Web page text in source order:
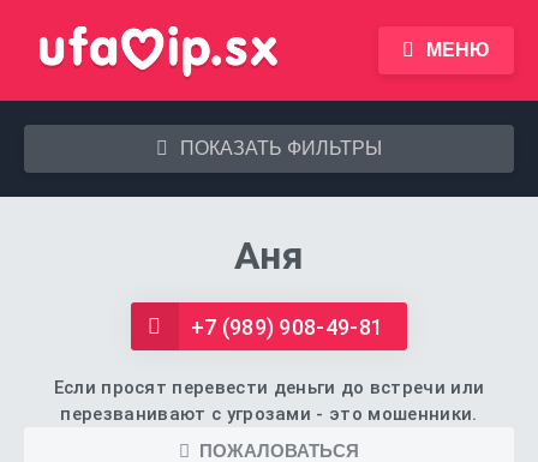
МЕНЮ
ПОКАЗАТЬ ФИЛЬТРЫ
Аня
+7 (989) 908-49-81
Если просят перевести деньги до встречи или
перезванивают с угрозами - это мошенники.
ПОЖАЛОВАТЬСЯ